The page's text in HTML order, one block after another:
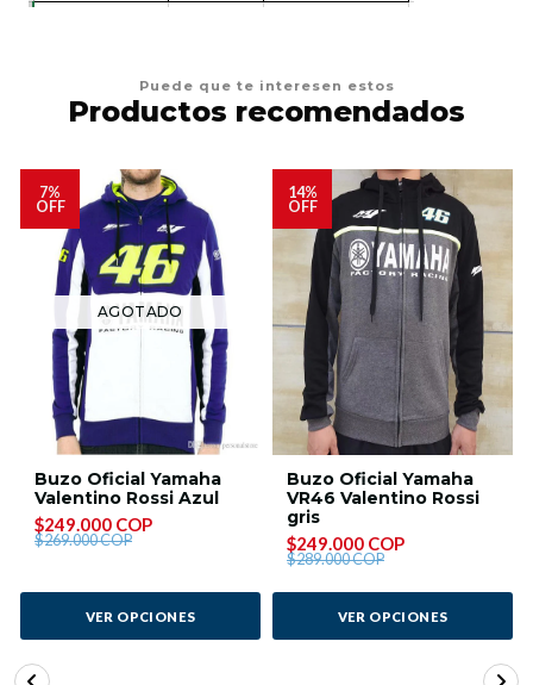
Puede que te interesen estos
Productos recomendados
7%
OFF
AGOTADO
Buzo Oficial Yamaha
Valentino Rossi Azul
$249.000 COP
$269.000 COP
VER OPCIONES
14%
OFF
Buzo Oficial Yamaha
VR46 Valentino Rossi
gris
$249.000 COP
$289.000 COP
VER OPCIONES